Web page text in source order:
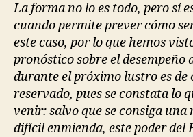
La forma no lo es todo, pero sí
cuando permite prever cómo
este caso, por lo que hemos
pronóstico sobre el desempeño
durante el próximo lustro es de
reservado, pues se constata lo
venir: salvo que se consiga una
difícil enmienda, este poder del